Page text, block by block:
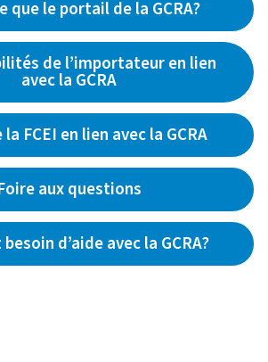
que le portail de la GCRA?
de l’importateur en lien
avec la GCRA
FCEI en lien avec la GCRA
aux questions
d’aide avec la GCRA?